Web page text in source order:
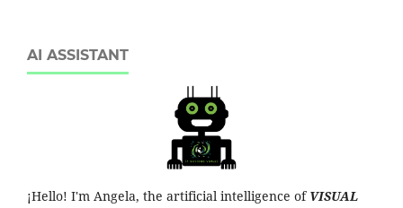
AI ASSISTANT
¡Hello! I'm Angela, the artificial intelligence of VISUAL